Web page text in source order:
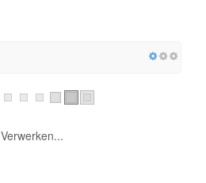
Verwerken...